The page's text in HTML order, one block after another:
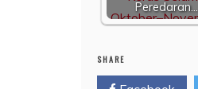
Peredaran…
SHARE